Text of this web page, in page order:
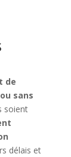
de
sans
soient
délais et